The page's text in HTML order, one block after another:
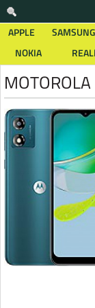
APPLE SAMSUNG
NOKIA